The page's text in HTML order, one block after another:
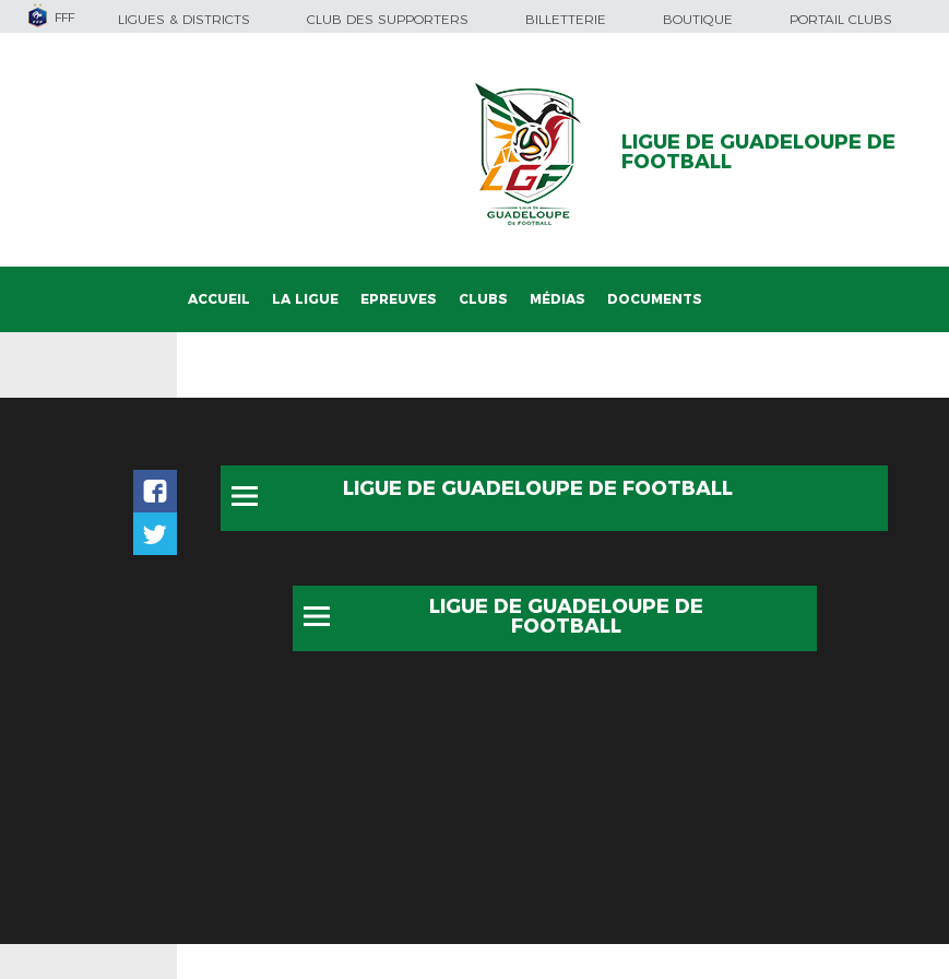
FFF LIGUES & DISTRICTS CLUB DES SUPPORTERS BILLETTERIE BOUTIQUE PORTAIL CLUBS
LIGUE DE GUADELOUPE DE
FOOTBALL
ACCUEIL LA LIGUE EPREUVES CLUBS MÉDIAS DOCUMENTS